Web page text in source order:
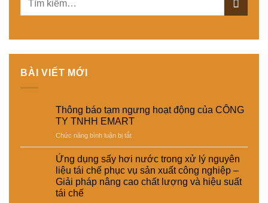
BÀI VIẾT MỚI
Thông báo tạm ngưng hoạt động của CÔNG
TY TNHH EMART
Chức năng bình luận bị tắtở
báo
ngưng
hoạt
Ứng dụng sấy hơi nước trong xử lý nguyên
liệu tái chế phục vụ sản xuất công nghiệp –
Giải pháp nâng cao chất lượng và hiệu suất
tái chế